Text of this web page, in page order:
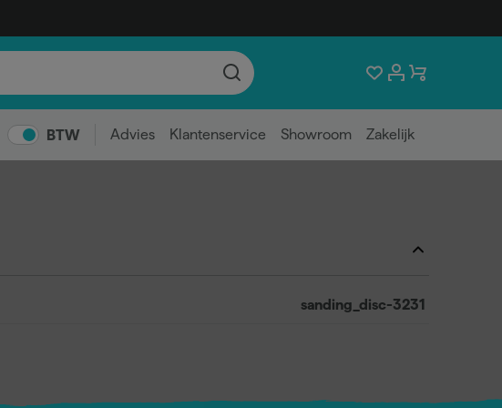
BTW Advies Klantenservice Showroom Zakelijk
sanding_disc-3231